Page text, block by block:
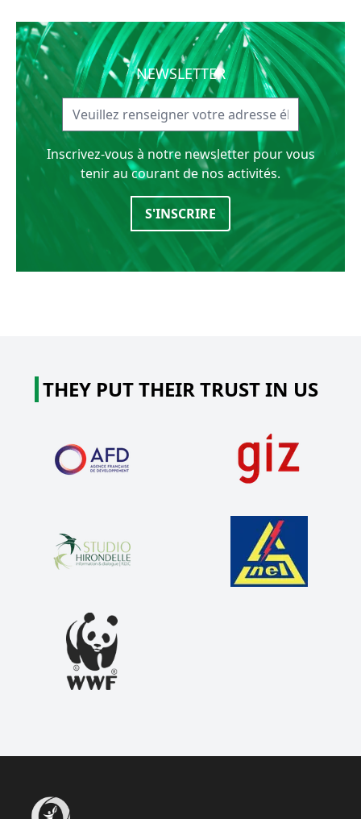
NEWSLETTER
Inscrivez-vous à notre newsletter pour vous
tenir au courant de nos activités.
S'INSCRIRE
THEY PUT THEIR TRUST IN US